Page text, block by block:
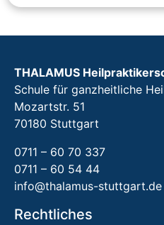
THALAMUS
Schule für ganzheitliche
Mozartstr. 51
70180 Stuttgart
0711 – 60 70 337
0711 – 60 54 44
info@thalamus-stuttgart.de
Rechtliches